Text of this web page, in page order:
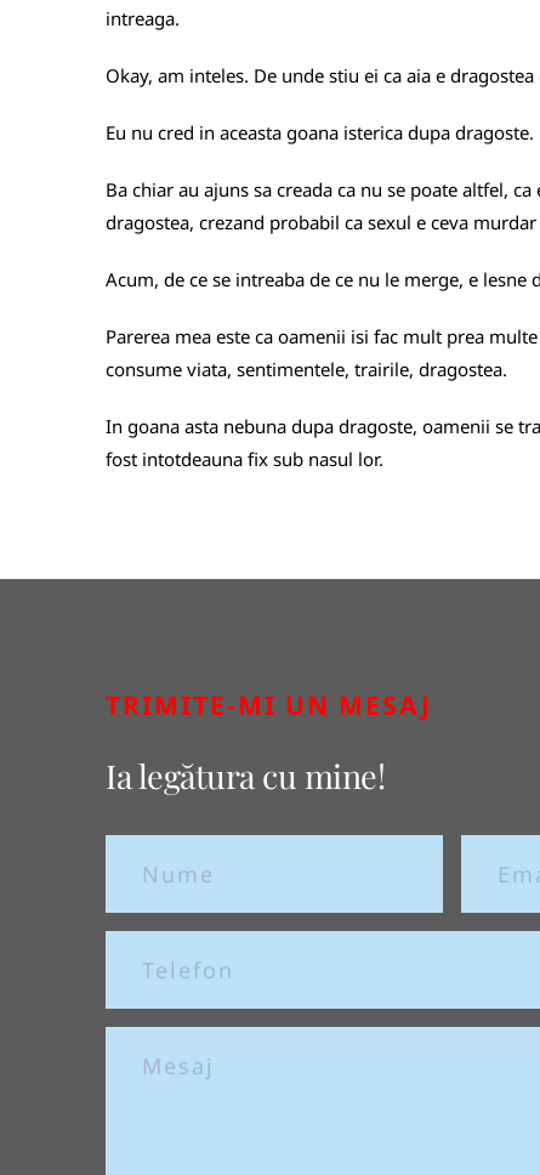
intreaga.
Okay, am inteles. De unde stiu ei ca aia e
Eu nu cred in aceasta goana isterica dupa
Ba chiar au ajuns sa creada ca nu se poate altfel,
dragostea, crezand probabil ca sexul e ceva
Acum, de ce se intreaba de ce nu le merge, e lesne
Parerea mea este ca oamenii isi fac mult prea
consume viata, sentimentele, trairile, dragostea.
In goana asta nebuna dupa dragoste, oamenii se
fost intotdeauna fix sub nasul lor.
TRIMITE-MI UN MESAJ
Ia legătura cu mine!